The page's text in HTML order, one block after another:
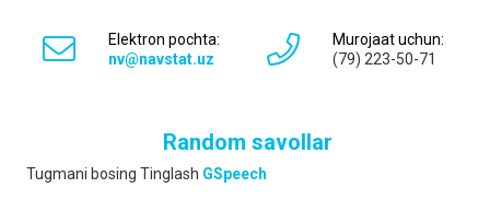
Elektron pochta:
nv@navstat.uz
Murojaat uchun:
(79) 223-50-71
Random savollar
Tugmani bosing Tinglash GSpeech